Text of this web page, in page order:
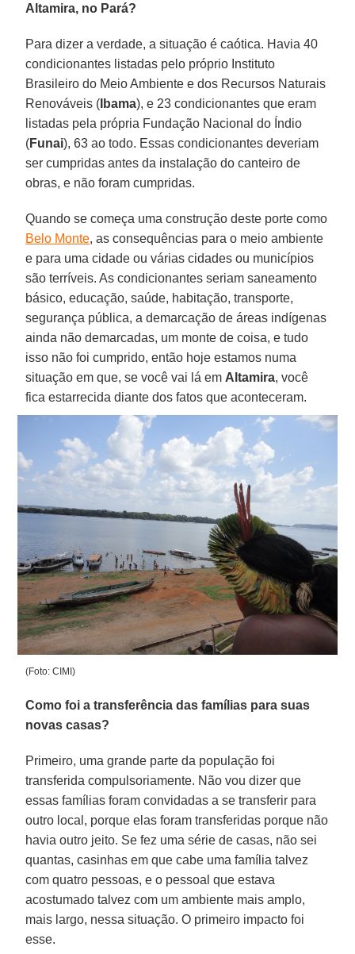
Altamira, no Pará?
Para dizer a verdade, a situação é caótica. Havia 40
condicionantes listadas pelo próprio Instituto
Brasileiro do Meio Ambiente e dos Recursos Naturais
Renováveis ( Ibama), e 23 condicionantes que eram
listadas pela própria Fundação Nacional do Índio
(Funai), 63 ao todo. Essas condicionantes deveriam
ser cumpridas antes da instalação do canteiro de
obras, e não foram cumpridas.
Quando se começa uma construção deste porte como
Belo Monte, as consequências para o meio ambiente
e para uma cidade ou várias cidades ou municípios
são terríveis. As condicionantes seriam saneamento
básico, educação, saúde, habitação, transporte,
segurança pública, a demarcação de áreas indígenas
ainda não demarcadas, um monte de coisa, e tudo
isso não foi cumprido, então hoje estamos numa
situação em que, se você vai lá em Altamira, você
fica estarrecida diante dos fatos que aconteceram.
(Foto: CIMI)
Como foi a transferência das famílias para suas
novas casas?
Primeiro, uma grande parte da população foi
transferida compulsoriamente. Não vou dizer que
essas famílias foram convidadas a se transferir para
outro local, porque elas foram transferidas porque não
havia outro jeito. Se fez uma série de casas, não sei
quantas, casinhas em que cabe uma família talvez
com quatro pessoas, e o pessoal que estava
acostumado talvez com um ambiente mais amplo,
mais largo, nessa situação. O primeiro impacto foi
esse.